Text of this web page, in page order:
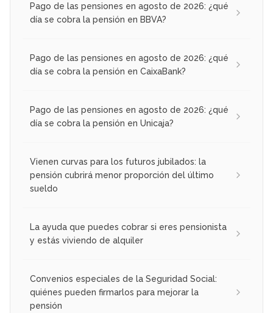
Pago de las pensiones en agosto de 2026: ¿qué
día se cobra la pensión en BBVA?
Pago de las pensiones en agosto de 2026: ¿qué
día se cobra la pensión en CaixaBank?
Pago de las pensiones en agosto de 2026: ¿qué
día se cobra la pensión en Unicaja?
Vienen curvas para los futuros jubilados: la
pensión cubrirá menor proporción del último
sueldo
La ayuda que puedes cobrar si eres pensionista
y estás viviendo de alquiler
Convenios especiales de la Seguridad Social:
quiénes pueden firmarlos para mejorar la
pensión